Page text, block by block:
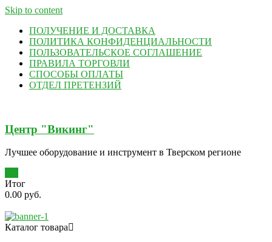
Skip to content
ПОЛУЧЕНИЕ И ДОСТАВКА
ПОЛИТИКА КОНФИДЕНЦИАЛЬНОСТИ
ПОЛЬЗОВАТЕЛЬСКОЕ СОГЛАШЕНИЕ
ПРАВИЛА ТОРГОВЛИ
СПОСОБЫ ОПЛАТЫ
ОТДЕЛ ПРЕТЕНЗИЙ
Центр "Викинг"
Лучшее оборудование и инструмент в Тверском регионе
Итог
0.00 руб.
Каталог товара